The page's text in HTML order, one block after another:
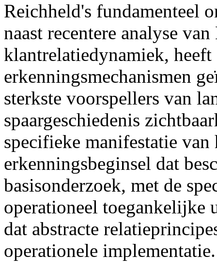
Reichheld's fundamenteel
naast recentere analyse
klantrelatiedynamiek, heeft
erkenningsmechanismen
sterkste voorspellers van
spaargeschiedenis
specifieke manifestatie van
erkenningsbeginsel dat
basisonderzoek, met de
operationeel toegankelijke
dat abstracte
operationele implementatie.